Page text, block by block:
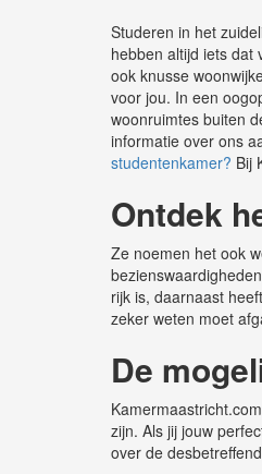
Studeren in het
hebben altijd iets dat
ook knusse
voor jou. In een
woonruimtes buiten
informatie over ons
studentenkamer? Bij
Ontdek
Ze noemen het ook
rijk is, daarnaast
zeker weten moet
De
zijn. Als jij jouw
over de